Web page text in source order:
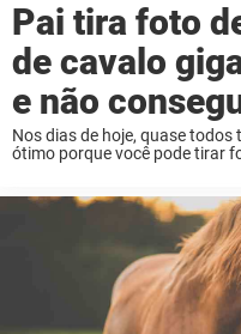
Pai tira foto
de cavalo
e não
Nos dias de hoje, quase
ótimo porque você pode tirar